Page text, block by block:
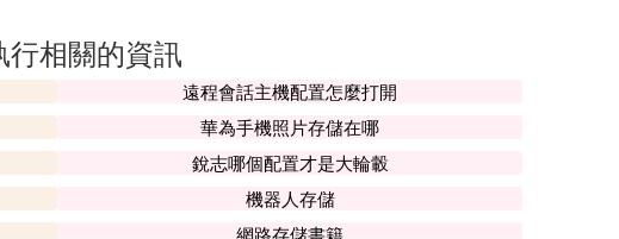
和
置預定義的備份 plexed 方式
為指定設備類型設置默認備份拷貝數
誌文件和備份，並且，只有在使用自動
相關的資訊
遠程會話主機配置怎麼打開
華為手機照片存儲在哪
銳志哪個配置才是大輪轂
機器人存儲
網路存儲書籍